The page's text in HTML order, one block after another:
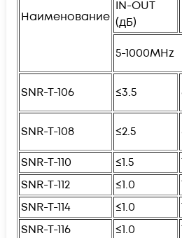
Наименование
IN-OUT
(дБ)
5-1000MHz
SNR-T-106
≤3.5
SNR-T-108 ≤2.5
SNR-T-110
≤1.5
SNR-T-112
≤1.0
SNR-T-114
≤1.0
SNR-T-116
≤1.0